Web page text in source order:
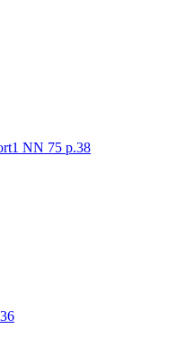
NN 75 р.38